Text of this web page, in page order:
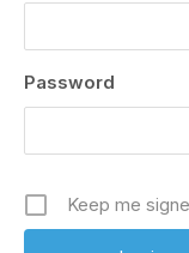
Password
Keep me